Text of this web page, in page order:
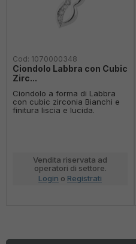
Cod: 1070000348
Ciondolo Labbra con Cubic
Zirc...
Ciondolo a forma di Labbra
con cubic zirconia Bianchi e
finitura liscia e lucida.
Vendita riservata ad
operatori di settore.
Login o Registrati